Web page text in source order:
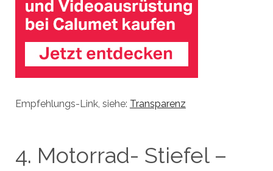
Empfehlungs-Link, siehe: Transparenz
4. Motorrad- Stiefel –